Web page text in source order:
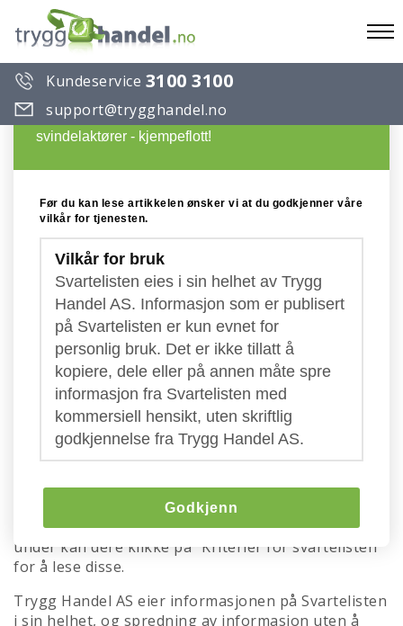
Kundeservice 3100 3100
support@trygghandel.no
Trygg Handels svarteliste
Her kan dere se hvem som er aktive svindlere eller
driver med villedene markedsføring i markedet om
dagen. Advarslene bygger først og fremst på
informasjon fra våre medlemmer, men også fra
direkte kontakt og eksterne informasjonskilder. Her
under kan dere klikke på "Kriterier for svartelisten"
for å lese disse.
Trygg Handel AS eier informasjonen på Svartelisten
i sin helhet, og spredning av informasjon uten å
Svarteliste over useriøse selskaper og
svindelaktører - kjempeflott!
Før du kan lese artikkelen ønsker vi at du godkjenner våre
vilkår for tjenesten.
Vilkår for bruk
Svartelisten eies i sin helhet av Trygg
Handel AS. Informasjon som er publisert
på Svartelisten er kun evnet for
personlig bruk. Det er ikke tillatt å
kopiere, dele eller på annen måte spre
informasjon fra Svartelisten med
kommersiell hensikt, uten skriftlig
godkjennelse fra Trygg Handel AS.
Godkjenn